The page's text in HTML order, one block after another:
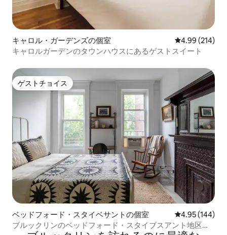
キャロル・ガーデンズの個室 レビュー214
4.99 (214)
キャロルガーデンのタウンハウスにあるゲストスイート
ゲストチョイス
ゲストチョイス
ベッドフォード・スタイベサントの個室 レビュー144
4.95 (144)
ブルックリンのベッドフォード・スタイブスアント地区中